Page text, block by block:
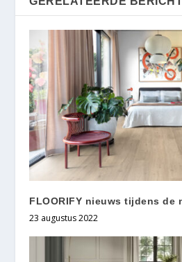
FLOORIFY nieuws tijdens de
23 augustus 2022